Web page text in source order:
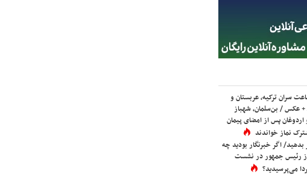
سران ترکیه، عربستان و
+ عکس / بن‌سلمان، شهباز
پس از امضای پیمان
نماز خواندند
بدهید/ اگر خبرنگار بودید چه
رئیس جمهور در نشست
می‌پرسیدید؟